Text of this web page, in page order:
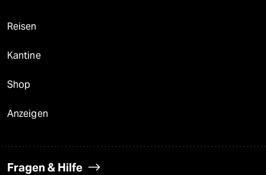
Reisen
Kantine
Shop
Anzeigen
Fragen & Hilfe